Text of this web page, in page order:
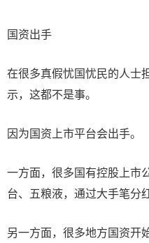
国资出手
在很多真假忧国忧民的人士
示，这都不是事。
因为国资上市平台会出手。
一方面，很多国有控股上市
台、五粮液，通过大手笔分
另一方面，很多地方国资开